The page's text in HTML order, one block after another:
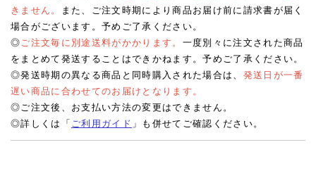
きません。
また、ご注文時期により商品お届け前に請求書が届く
場合がございます。予めご了承ください。
◎ご注文毎に別途送料がかかります。 一度別々に注文された商品
をまとめて発送することはできかねます。予めご了承ください。
◎発送時期の異なる商品と同時購入された場合は、 発送日が一番
遅い商品に合わせてのお届けとなります。
◎ご注文後、お支払い方法の変更はできません。
◎詳しくは「 ご利用ガイド 」も併せてご確認ください。